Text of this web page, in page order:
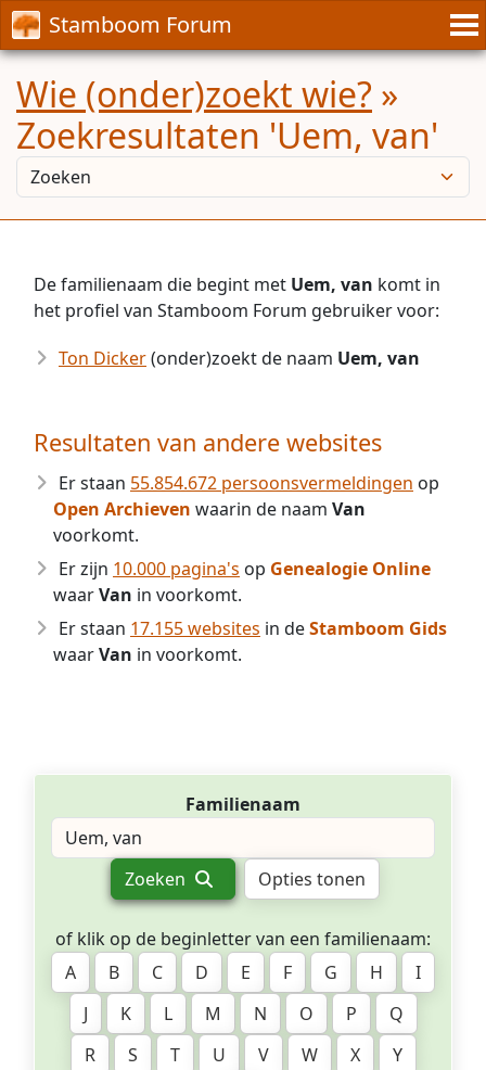
Stamboom Forum
Wie (onder)zoekt wie? »
Zoekresultaten 'Uem, van'
De familienaam die begint met Uem, van komt in
het profiel van Stamboom Forum gebruiker voor:
Ton Dicker(onder)zoekt de naam Uem, van
Resultaten van andere websites
Er staan 55.854.672 persoonsvermeldingen op
Open Archieven waarin de naam Van
voorkomt.
Er zijn 10.000 pagina's op Genealogie Online
waarVan in voorkomt.
Er staan 17.155 websites in deStamboom Gids
waarVan in voorkomt.
Familienaam
Zoeken Opties tonen
of klik op de beginletter van een familienaam:
A
B C D E F G H
I
J
K L M N O P
Q
R
S T U V W X
Y